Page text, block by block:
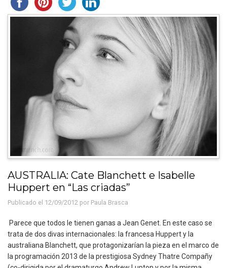
AUSTRALIA: Cate Blanchett e Isabelle
Huppert en “Las criadas”
Publicado el 12/09/2012 por Paula Brasca
Parece que todos le tienen ganas a Jean Genet. En este caso se
trata de dos divas internacionales: la francesa Huppert y la
australiana Blanchett, que protagonizarían la pieza en el marco de
la programación 2013 de la prestigiosa Sydney Thatre Compañy